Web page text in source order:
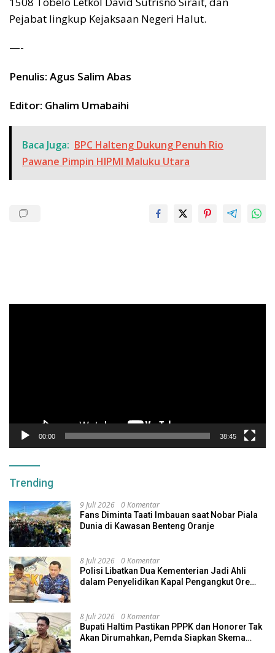
Pejabat lingkup Kejaksaan Negeri Halut.
—-
Penulis: Agus Salim Abas
Editor: Ghalim Umabaihi
Baca Juga: BPC Halteng Dukung Penuh Rio
Pawane Pimpin HIPMI Maluku Utara
00:00 38:45
Trending
9 Juli 2026 0 Komentar
Fans Diminta Taati Imbauan saat Nobar Piala
Dunia di Kawasan Benteng Oranje
8 Juli 2026 0 Komentar
Polisi Libatkan Dua Kementerian Jadi Ahli
dalam Penyelidikan Kapal Pengangkut Ore
8 Juli 2026 0 Komentar
Bupati Haltim Pastikan PPPK dan Honorer Tak
Akan Dirumahkan, Pemda Siapkan Skema